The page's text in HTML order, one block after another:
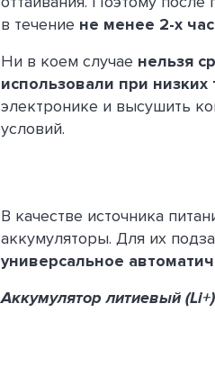
в течение не менее 2-х
Ни в коем случае нельзя
использовали при низких
электронике и высушить
условий.
В качестве источника
аккумуляторы. Для их
универсальное
Аккумулятор литиевый